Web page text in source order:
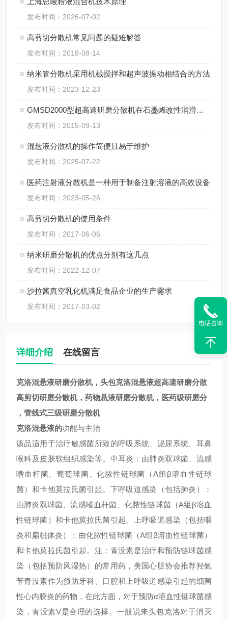
发布时间：2026-07-02
高剪切分散机常见问题的疑难解答
发布时间：2018-08-14
纳米管分散机采用机械搅拌和超声波振动相结合的方法
发布时间：2023-12-23
GMSD2000型超高速研磨分散机在石墨烯改性润滑油中的应用
发布时间：2015-09-13
混悬液分散机的操作简便且易于维护
发布时间：2025-07-22
医药注射液分散机是一种用于制备注射溶液的高效设备
发布时间：2023-05-26
高剪切分散机的使用条件
发布时间：2017-06-06
纳米研磨分散机的优点分别有这几点
发布时间：2022-12-07
沙拉酱真空乳化机满足食品企业的生产需求
发布时间：2017-03-02
详细介绍 在线留言
头包克洛混悬液研磨分散机， 头包克洛混悬液超高速研磨分散
机，高剪切研磨分散机，药物悬液研磨分散机，医药级研磨分
散机，管线式三级研磨分散机
头包克洛混悬液的功能与主治
该品适用于治疗敏感菌所致的呼吸系统、泌尿系统、耳鼻
喉科及皮肤软组织感染等。中耳炎：由肺炎双球菌、流感
嗜血杆菌、葡萄球菌、化脓性链球菌（A组β溶血性链球
菌）和卡他莫拉氏菌引起。下呼吸道感染（包括肺炎）：
由肺炎双球菌、流感嗜血杆菌、化脓性链球菌（A组β溶血
性链球菌）和卡他莫拉氏菌引起。上呼吸道感染（包括咽
炎和扁桃体炎）：由化脓性链球菌（A组β溶血性链球菌）
和卡他莫拉氏菌引起。注：青没素是治疗和预防链球菌感
染（包括预防风湿热）的常用药，美国心脏协会推荐羟氨
苄青没素作为预防牙科、口腔和上呼吸道感染引起的细菌
性心内膜炎的药物，在此方面，对于预防α溶血性链球菌感
染，青没素V是合理的选择。一般说来头包克洛对于消灭
电话咨询